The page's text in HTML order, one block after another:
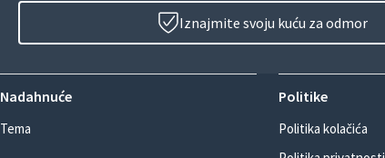
Iznajmite svoju kuću za odmor
Nadahnuće
Tema
Politike
Politika kolačića